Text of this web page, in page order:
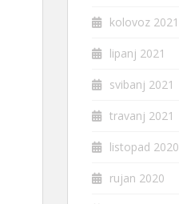
kolovoz 2021
lipanj 2021
svibanj 2021
travanj 2021
listopad 2020
rujan 2020